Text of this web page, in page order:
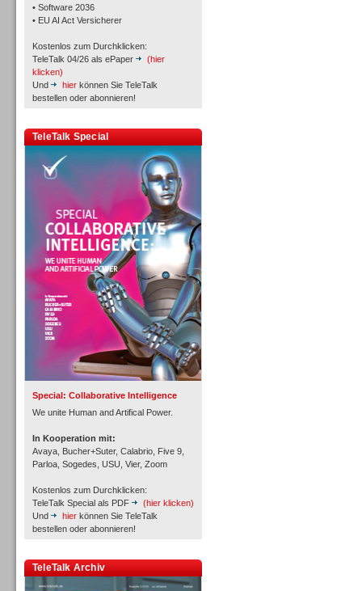
• Software 2036
• EU AI Act Versicherer
Kostenlos zum Durchklicken:
TeleTalk 04/26 als ePaper
(hier
klicken)
Und
hier können Sie TeleTalk
bestellen oder abonnieren!
TeleTalk Special
Special: Collaborative Intelligence
We unite Human and Artifical Power.
In Kooperation mit:
Avaya, Bucher+Suter, Calabrio, Five 9,
Parloa, Sogedes, USU, Vier, Zoom
Kostenlos zum Durchklicken:
TeleTalk Special als PDF
(hier klicken)
Und
hier können Sie TeleTalk
bestellen oder abonnieren!
TeleTalk Archiv
Workforce-Management
Personal
Inbound
Inbound